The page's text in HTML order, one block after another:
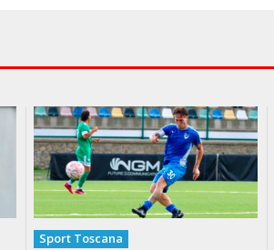
Sport Toscana